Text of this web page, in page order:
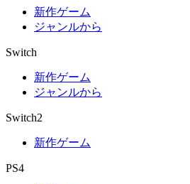
新作ゲーム
ジャンルから
Switch
新作ゲーム
ジャンルから
Switch2
新作ゲーム
PS4